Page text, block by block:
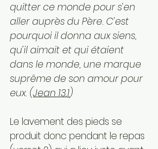
quitter ce monde pour s’en
aller auprès du Père. C’est
pourquoi il donna aux siens,
qu’il aimait et qui étaient
dans le monde, une marque
suprême de son amour pour
eux. (Jean 13.1)
Le lavement des pieds se
produit donc pendant le repas